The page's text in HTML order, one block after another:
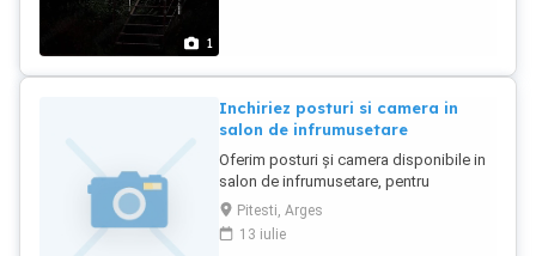
1
Inchiriez posturi si camera in
salon de infrumusetare
Oferim posturi și camera disponibile in
salon de infrumusetare, pentru
manichiura, makeup, coafor etc. Este
disponibilă și o camera pentru masaj,
gene, micropigmentare sau diverse
Pitesti, Arges
13 iulie